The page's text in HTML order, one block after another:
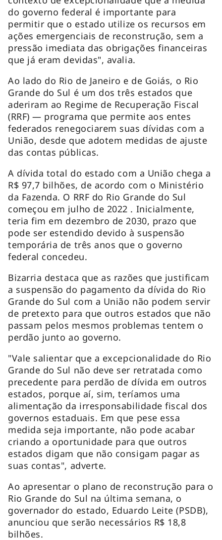
do governo federal é importante para
permitir que o estado utilize os recursos em
ações emergenciais de reconstrução, sem a
pressão imediata das obrigações financeiras
que já eram devidas", avalia.
Ao lado do Rio de Janeiro e de Goiás, o Rio
Grande do Sul é um dos três estados que
aderiram ao Regime de Recuperação Fiscal
(RRF) — programa que permite aos entes
federados renegociarem suas dívidas com a
União, desde que adotem medidas de ajuste
das contas públicas.
A dívida total do estado com a União chega a
R$ 97,7 bilhões, de acordo com o Ministério
da Fazenda. O RRF do Rio Grande do Sul
começou em julho de 2022 . Inicialmente,
teria fim em dezembro de 2030, prazo que
pode ser estendido devido à suspensão
temporária de três anos que o governo
federal concedeu.
Bizarria destaca que as razões que justificam
a suspensão do pagamento da dívida do Rio
Grande do Sul com a União não podem servir
de pretexto para que outros estados que não
passam pelos mesmos problemas tentem o
perdão junto ao governo.
"Vale salientar que a excepcionalidade do Rio
Grande do Sul não deve ser retratada como
precedente para perdão de dívida em outros
estados, porque aí, sim, teríamos uma
alimentação da irresponsabilidade fiscal dos
governos estaduais. Em que pese essa
medida seja importante, não pode acabar
criando a oportunidade para que outros
estados digam que não consigam pagar as
suas contas", adverte.
Ao apresentar o plano de reconstrução para o
Rio Grande do Sul na última semana, o
governador do estado, Eduardo Leite (PSDB),
anunciou que serão necessários R$ 18,8
bilhões.